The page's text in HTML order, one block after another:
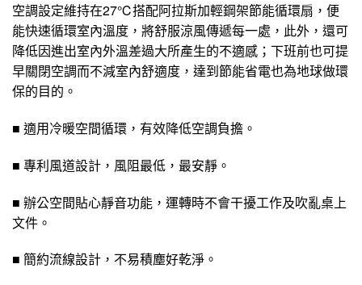
空調設定維持在27℃搭配阿拉斯加輕鋼架節能循環扇，便
能快速循環室內溫度，將舒服涼風傳遞每一處，此外，還可
降低因進出室內外溫差過大所產生的不適感；下班前也可提
早關閉空調而不減室內舒適度，達到節能省電也為地球做環
保的目的。
■ 適用冷暖空間循環，有效降低空調負擔。
■ 專利風道設計，風阻最低，最安靜。
■ 辦公空間貼心靜音功能，運轉時不會干擾工作及吹亂桌上
文件。
■ 簡約流線設計，不易積塵好乾淨。